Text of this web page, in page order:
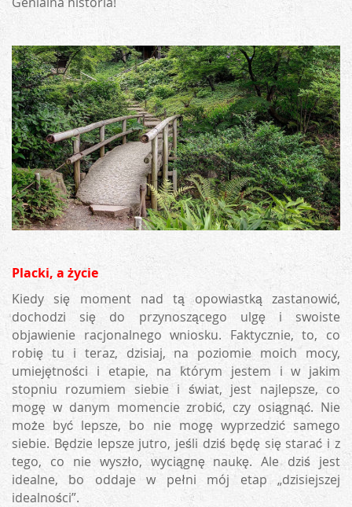
Placki, a życie
Kiedy się moment nad tą opowiastką zastanowić,
dochodzi się do przynoszącego ulgę i swoiste
objawienie racjonalnego wniosku. Faktycznie, to, co
robię tu i teraz, dzisiaj, na poziomie moich mocy,
umiejętności i etapie, na którym jestem i w jakim
stopniu rozumiem siebie i świat, jest najlepsze, co
mogę w danym momencie zrobić, czy osiągnąć. Nie
może być lepsze, bo nie mogę wyprzedzić samego
siebie. Będzie lepsze jutro, jeśli dziś będę się starać i z
tego, co nie wyszło, wyciągnę naukę. Ale dziś jest
idealne, bo oddaje w pełni mój etap „dzisiejszej
idealności”.